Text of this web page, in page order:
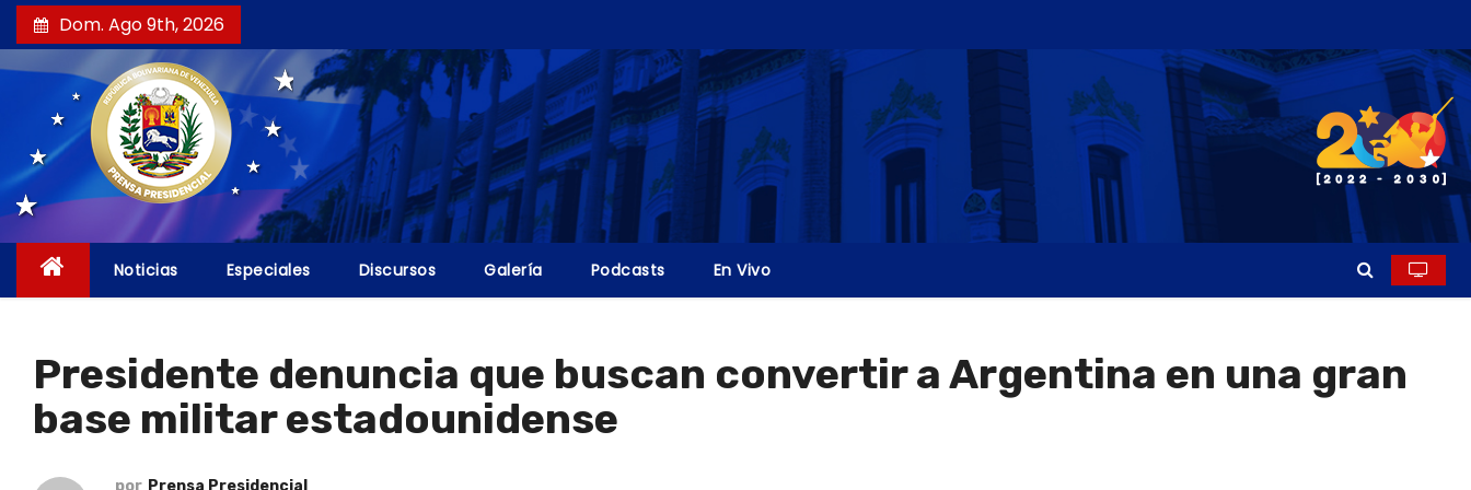
a
l
Dom. Ago 9th, 2026
Noticias Especiales Discursos Galería Podcasts En Vivo
Presidente denuncia que buscan convertir a Argentina en una gran
base militar estadounidense
por Prensa Presidencial